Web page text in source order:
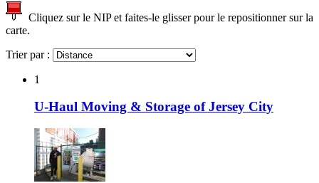
Cliquez sur le NIP et faites-le glisser pour le repositionner sur la
carte.
Trier par :
1
U-Haul Moving & Storage of Jersey City